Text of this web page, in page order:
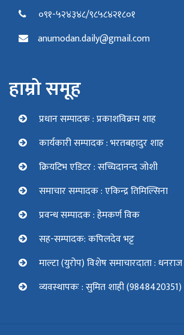
०९१-५२४३४८/९८५८४२१८०१
anumodan.daily@gmail.com
हाम्रो समूह
प्रधान सम्पादक : प्रकाशविक्रम शाह
कार्यकारी सम्पादक : भरतबहादुर शाह
क्रियटिभ एडिटर : सच्चिदानन्द जोशी
समाचार सम्पादक : एकिन्द्र तिमिल्सिना
प्रवन्ध सम्पादक : हेमकर्ण विक
सह-सम्पादक: कपिलदेव भट्ट
माल्टा (युरोप) विशेष समाचारदाता :
व्यवस्थापकः : सुमित शाही (9848420351)